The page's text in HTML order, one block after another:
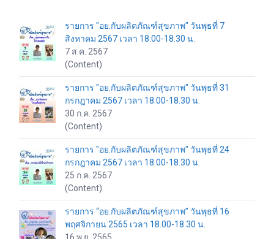
รายการ "อย.กับผลิตภัณฑ์สุขภาพ" วันพุธที่ 7
สิงหาคม 2567 เวลา 18.00-18.30 น.
7 ส.ค. 2567
(Content)
รายการ "อย.กับผลิตภัณฑ์สุขภาพ" วันพุธที่ 31
กรกฎาคม 2567 เวลา 18.00-18.30 น.
30 ก.ค. 2567
(Content)
รายการ "อย.กับผลิตภัณฑ์สุขภาพ" วันพุธที่ 24
กรกฎาคม 2567 เวลา 18.00-18.30 น.
25 ก.ค. 2567
(Content)
รายการ “อย.กับผลิตภัณฑ์สุขภาพ” วันพุธที่ 16
พฤศจิกายน 2565 เวลา 18.00-18.30 น.